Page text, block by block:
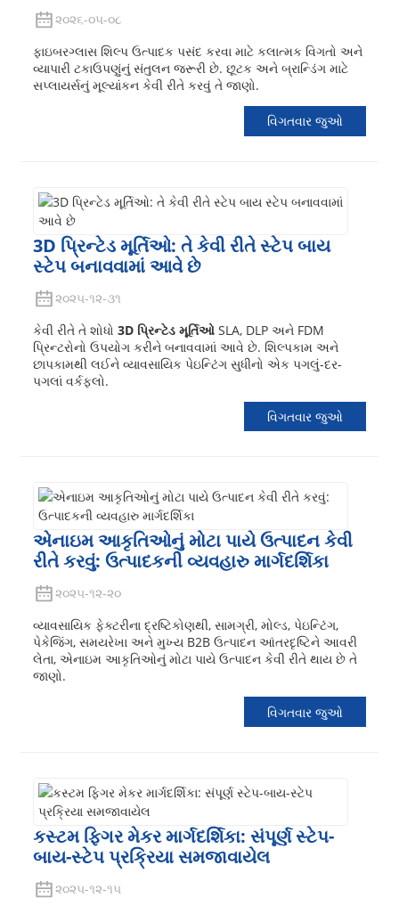
૨૦૨૬-૦૫-૦૮
ફાઇબરગ્લાસ શિલ્પ ઉત્પાદક પસંદ કરવા માટે કલાત્મક વિગતો અને
વ્યાપારી ટકાઉપણુંનું સંતુલન જરૂરી છે. છૂટક અને બ્રાન્ડિંગ માટે
સપ્લાયર્સનું મૂલ્યાંકન કેવી રીતે કરવું તે જાણો.
વિગતવાર જુઓ
3D પ્રિન્ટેડ મૂર્તિઓ: તે કેવી રીતે સ્ટેપ બાય
સ્ટેપ બનાવવામાં આવે છે
૨૦૨૫-૧૨-૩૧
કેવી રીતે તે શોધો 3D પ્રિન્ટેડ મૂર્તિઓSLA, DLP અને FDM
પ્રિન્ટરોનો ઉપયોગ કરીને બનાવવામાં આવે છે. શિલ્પકામ અને
છાપકામથી લઈને વ્યાવસાયિક પેઇન્ટિંગ સુધીનો એક પગલું-દર-
પગલાં વર્કફ્લો.
વિગતવાર જુઓ
એનાઇમ આકૃતિઓનું મોટા પાયે ઉત્પાદન કેવી
રીતે કરવું: ઉત્પાદકની વ્યવહારુ માર્ગદર્શિકા
૨૦૨૫-૧૨-૨૦
વ્યાવસાયિક ફેક્ટરીના દ્રષ્ટિકોણથી, સામગ્રી, મોલ્ડ, પેઇન્ટિંગ,
પેકેજિંગ, સમયરેખા અને મુખ્ય B2B ઉત્પાદન આંતરદૃષ્ટિને આવરી
લેતા, એનાઇમ આકૃતિઓનું મોટા પાયે ઉત્પાદન કેવી રીતે થાય છે તે
જાણો.
વિગતવાર જુઓ
કસ્ટમ ફિગર મેકર માર્ગદર્શિકા: સંપૂર્ણ સ્ટેપ-
બાય-સ્ટેપ પ્રક્રિયા સમજાવાયેલ
૨૦૨૫-૧૨-૧૫